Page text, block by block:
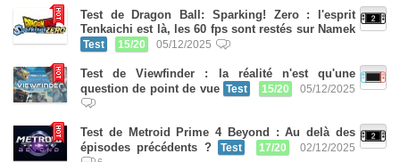
Test de Dragon Ball: Sparking! Zero : l'esprit
Tenkaichi est là, les 60 fps sont restés sur Namek
Test 15/20 05/12/2025
Test de Viewfinder : la réalité n'est qu'une
question de point de vue Test 15/20 05/12/2025
Test de Metroid Prime 4 Beyond : Au delà des
épisodes précédents ?
Test 17/20 02/12/2025